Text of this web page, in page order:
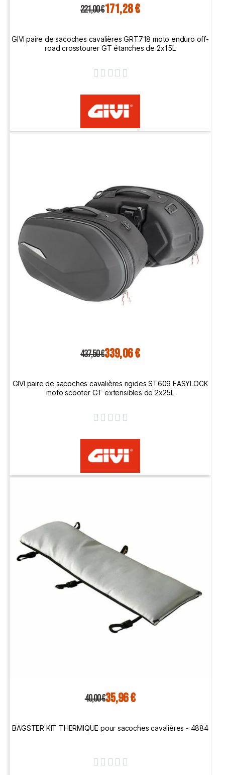
221,00 €171,28 €
GIVI paire de sacoches cavalières GRT718 moto enduro off-
road crosstourer GT étanches de 2x15L
    
437,50 €339,06 €
GIVI paire de sacoches cavalières rigides ST609 EASYLOCK
moto scooter GT extensibles de 2x25L
    
40,00 €35,96 €
BAGSTER KIT THERMIQUE pour sacoches cavalières - 4884
    